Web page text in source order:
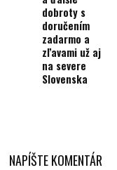
dobroty s
doručením
zadarmo a
zľavami už aj
na severe
Slovenska
NAPÍŠTE KOMENTÁR